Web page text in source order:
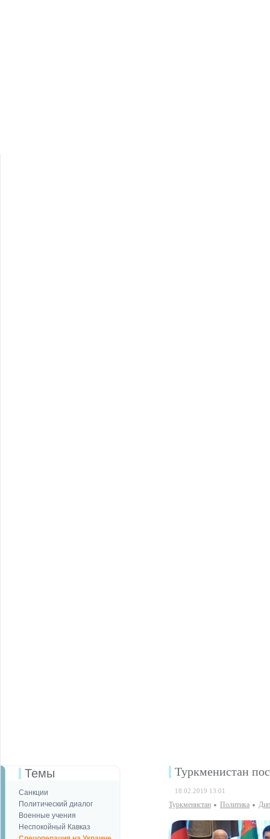
Темы
Санкции
Политический диалог
Военные учения
Неспокойный Кавказ
Туркменистан
18.02.2019 13:01
Туркменистан Политика